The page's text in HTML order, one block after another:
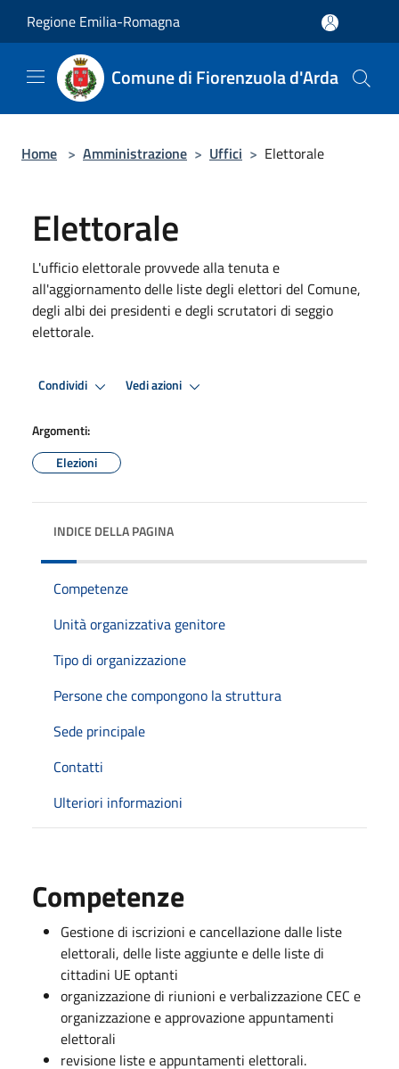
Regione Emilia-Romagna
Comune di Fiorenzuola d'Arda
Home > Amministrazione > Uffici > Elettorale
Elettorale
L'ufficio elettorale provvede alla tenuta e
all'aggiornamento delle liste degli elettori del Comune,
degli albi dei presidenti e degli scrutatori di seggio
elettorale.
Condividi Vedi azioni
Argomenti:
Elezioni
INDICE DELLA PAGINA
Competenze
Unità organizzativa genitore
Tipo di organizzazione
Persone che compongono la struttura
Sede principale
Contatti
Ulteriori informazioni
Competenze
Gestione di iscrizioni e cancellazione dalle liste
elettorali, delle liste aggiunte e delle liste di
cittadini UE optanti
organizzazione di riunioni e verbalizzazione CEC e
organizzazione e approvazione appuntamenti
elettorali
revisione liste e appuntamenti elettorali.